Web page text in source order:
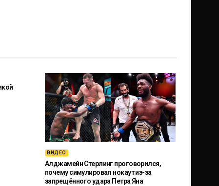
ВИДЕО
Алджамейн Стерлинг проговорился,
почему симулировал нокаут из-за
запрещённого удара Петра Яна